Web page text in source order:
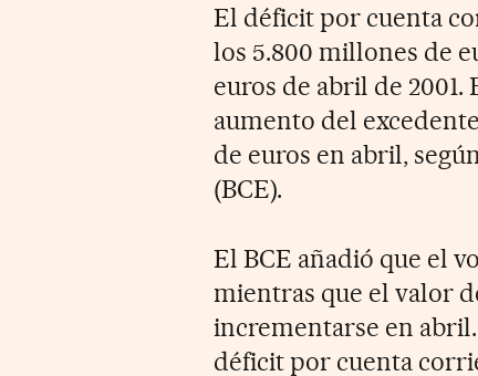
El déficit por cuenta
los 5.800 millones de
euros de abril de 2001.
aumento del
de euros en abril,
(BCE).
El BCE añadió que el
mientras que el valor
incrementarse en
déficit por cuenta